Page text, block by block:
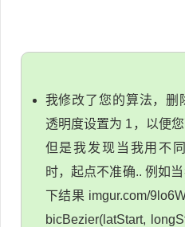
我修改了您的算法，删
透明度设置为 1，以便
但是我发现当我用不
时，起点不准确.. 例如
下结果 imgur.com/
bicBezier(latStart,